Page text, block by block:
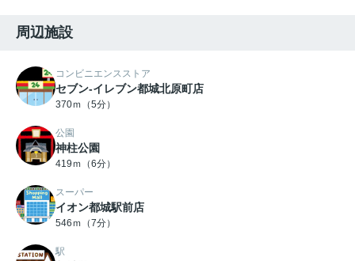
周辺施設
コンビニエンスストア
セブン-イレブン都城北原町店
370ｍ（5分）
公園
神柱公園
419ｍ（6分）
スーパー
イオン都城駅前店
546ｍ（7分）
駅